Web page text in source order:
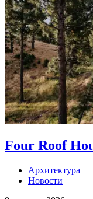
Four Roof
Архитектура
Новости